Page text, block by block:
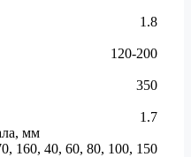
1.8
120-200
350
1.7
мм
160, 40, 60, 80, 100, 150